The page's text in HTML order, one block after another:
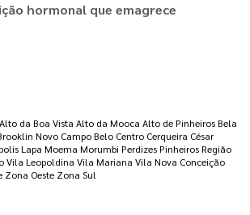
hormonal que emagrece
Alto da Boa Vista Alto da Mooca Alto de Pinheiros Bela
Novo Campo Belo Centro Cerqueira César
Lapa Moema Morumbi Perdizes Pinheiros Região
Vila Leopoldina Vila Mariana Vila Nova Conceição
Zona Oeste Zona Sul